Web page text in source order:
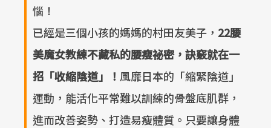
惱！
已經是三個小孩的媽媽的村田友美子， 22腰
美魔女教練不藏私的腰瘦祕密，訣竅就在一
招「收縮陰道」！ 風靡日本的「縮緊陰道」
運動，能活化平常難以訓練的骨盤底肌群，
進而改善姿勢、打造易瘦體質。只要讓身體